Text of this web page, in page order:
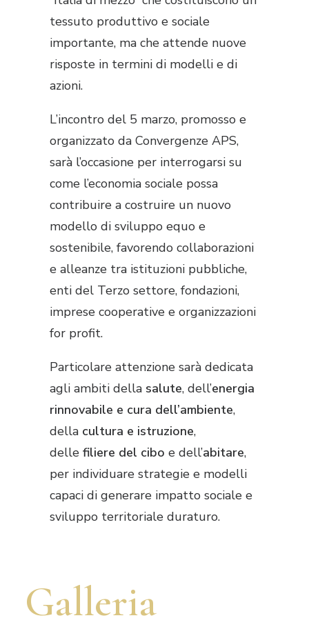
tessuto produttivo e sociale
importante, ma che attende nuove
risposte in termini di modelli e di
azioni.
L’incontro del 5 marzo, promosso e
organizzato da Convergenze APS,
sarà l’occasione per interrogarsi su
come l’economia sociale possa
contribuire a costruire un nuovo
modello di sviluppo equo e
sostenibile, favorendo collaborazioni
e alleanze tra istituzioni pubbliche,
enti del Terzo settore, fondazioni,
imprese cooperative e organizzazioni
for profit.
Particolare attenzione sarà dedicata
agli ambiti della salute, dell’energia
rinnovabile e cura dell’ambiente,
della cultura e istruzione,
delle filiere del cibo e dell’abitare,
per individuare strategie e modelli
capaci di generare impatto sociale e
sviluppo territoriale duraturo.